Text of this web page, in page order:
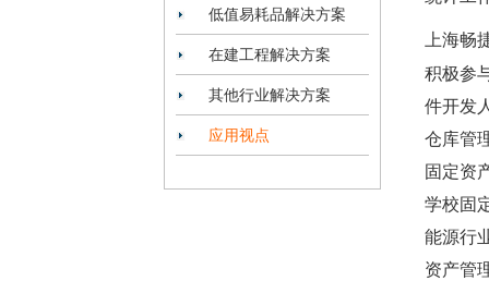
低值易耗品解决方案
在建工程解决方案
其他行业解决方案
应用视点
上海畅
积极参
件开发
仓库管
固定资
学校固
能源行
资产管